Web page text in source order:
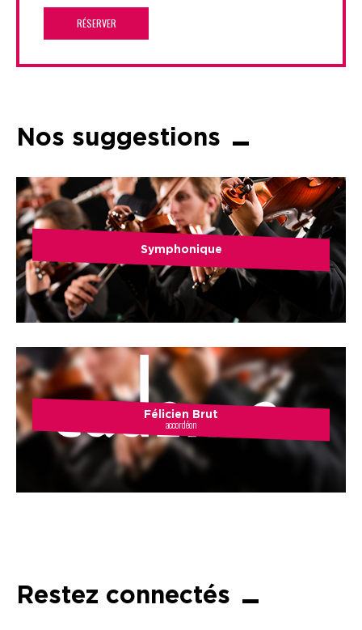
RÉSERVER
Nos suggestions
Symphonique
Félicien Brut
accordéon
Restez connectés